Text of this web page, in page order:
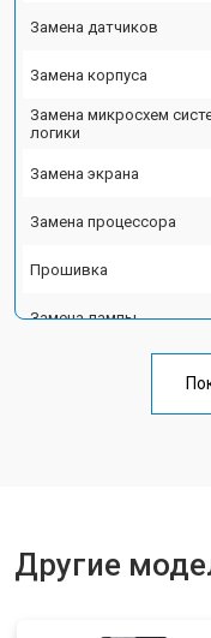
Замена датчиков
Замена корпуса
Замена микросхем
логики
Замена экрана
Замена процессора
Прошивка
Замена лампы
Другие